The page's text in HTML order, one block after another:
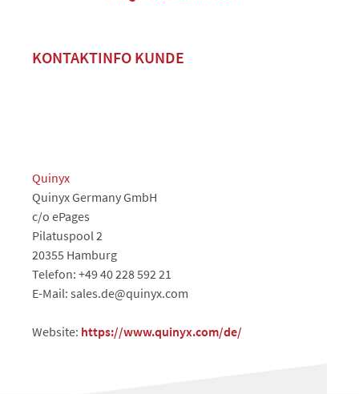
KONTAKTINFO KUNDE
Quinyx
Quinyx Germany GmbH
c/o ePages
Pilatuspool 2
20355 Hamburg
Telefon: +49 40 228 592 21
E-Mail: sales.de@quinyx.com
Website: https://www.quinyx.com/de/